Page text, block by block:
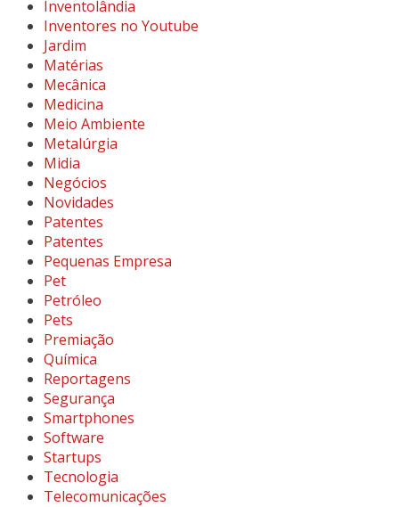
Inventolândia
Inventores no Youtube
Jardim
Matérias
Mecânica
Medicina
Meio Ambiente
Metalúrgia
Midia
Negócios
Novidades
Patentes
Patentes
Pequenas Empresa
Pet
Petróleo
Pets
Premiação
Química
Reportagens
Segurança
Smartphones
Software
Startups
Tecnologia
Telecomunicações